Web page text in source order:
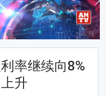
率继续向8%
升